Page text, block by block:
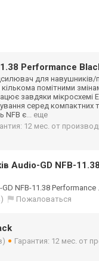
Performance
для навушників/
помітними
завдяки мікросхемі
серед компактних
NFB є... еще
12 мес. от
Audio-GD NFB-
NFB-11.38 Performance
Пожаловаться
Гарантия: 12 мес. от